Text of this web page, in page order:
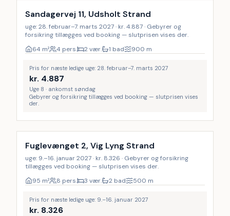
Sandagervej 11, Udsholt Strand
uge: 28. februar–7. marts 2027 · kr. 4.887 · Gebyrer og
forsikring tillægges ved booking — slutprisen vises der.
64 m² 4 pers. 2 vær. 1 bad 900 m
Pris for næste ledige uge: 28. februar–7. marts 2027
kr. 4.887
Uge 8 · ankomst søndag
Gebyrer og forsikring tillægges ved booking — slutprisen vises
der.
Fuglevænget 2, Vig Lyng Strand
uge: 9.–16. januar 2027 · kr. 8.326 · Gebyrer og forsikring
tillægges ved booking — slutprisen vises der.
95 m² 8 pers. 3 vær. 2 bad 500 m
Pris for næste ledige uge: 9.–16. januar 2027
kr. 8.326